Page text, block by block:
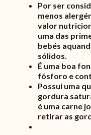
Por ser
menos
valor
uma das
bebés
sólidos.
É uma boa
fósforo e
Possui uma
gordura
é uma carne
retirar as